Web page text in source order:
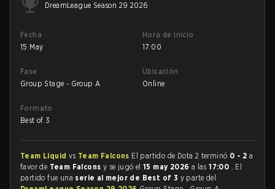
DreamLeague Season 29 2026
Fecha
15 May
Hora de inicio
17:00
Fase
Group Stage - Group A
Ubicación
Online
Formato
Best of 3
Team Liquid vs Team Falcons El partido de Dota 2 terminó 0 - 2 a
favor de Team Falcons y se jugó el15 may 2026 a las17:00 . El
partido fue una serie al mejor de Best of 3 y parte del